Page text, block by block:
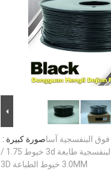
صورة كبيرة :فوق البنفسجية آسا
الأشعة فوق البنفسجية طابعة 3d خيوط 1.75 /
3.0MM خيوط الطباعة 3D